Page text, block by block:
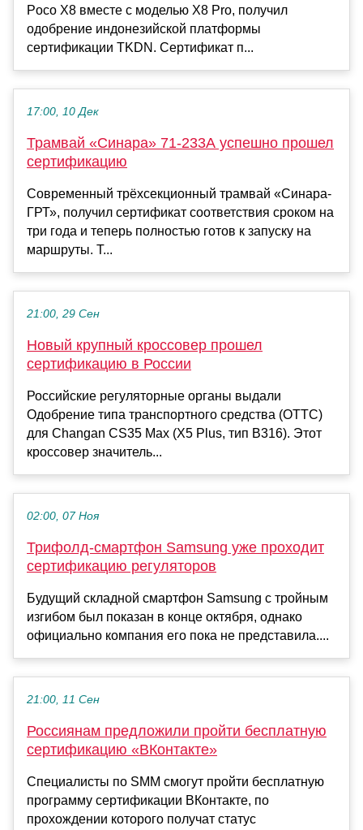
Poco X8 вместе с моделью X8 Pro, получил
одобрение индонезийской платформы
сертификации TKDN. Сертификат п...
17:00, 10 Дек
Трамвай «Синара» 71-233А успешно прошел
сертификацию
Современный трёхсекционный трамвай «Синара-
ГРТ», получил сертификат соответствия сроком на
три года и теперь полностью готов к запуску на
маршруты. Т...
21:00, 29 Сен
Новый крупный кроссовер прошел
сертификацию в России
Российские регуляторные органы выдали
Одобрение типа транспортного средства (ОТТС)
для Changan CS35 Max (X5 Plus, тип B316). Этот
кроссовер значитель...
02:00, 07 Ноя
Трифолд-смартфон Samsung уже проходит
сертификацию регуляторов
Будущий складной смартфон Samsung с тройным
изгибом был показан в конце октября, однако
официально компания его пока не представила....
21:00, 11 Сен
Россиянам предложили пройти бесплатную
сертификацию «ВКонтакте»
Специалисты по SMM смогут пройти бесплатную
программу сертификации ВКонтакте, по
прохождении которого получат статус